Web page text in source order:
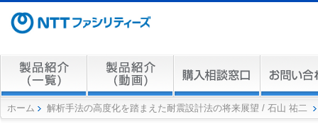
ホーム 解析手法の高度化を踏まえた耐震設計法の将来展望 / 石山 祐二